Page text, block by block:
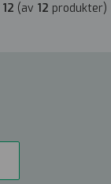
12 (av 12 produkter)